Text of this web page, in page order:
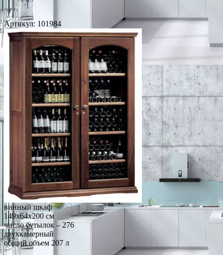
Артикул: 101984
винный шкаф
149x64x200 см
число бутылок – 276
двухкамерный
общий объем 207 л